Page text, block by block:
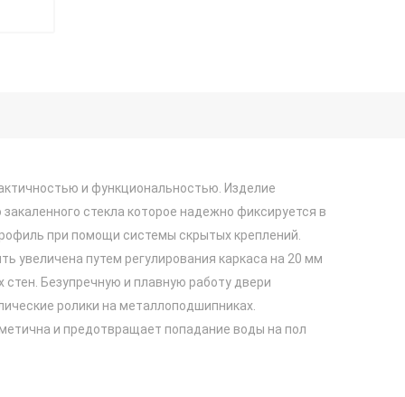
и функциональностью. Изделие
стекла которое надежно фиксируется в
при помощи системы скрытых креплений.
увеличена путем регулирования каркаса на 20 мм
Безупречную и плавную работу двери
ролики на металлоподшипниках.
и предотвращает попадание воды на пол